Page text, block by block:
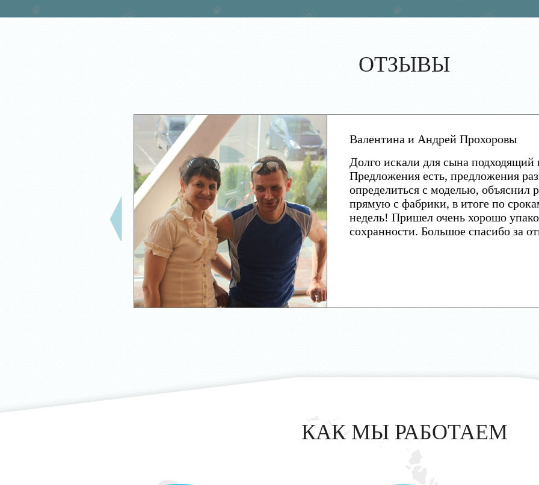
ОТЗЫВЫ
Валентина и Андрей Прохоровы
Долго искали для сына подходящий
Предложения есть, предложения
определиться с моделью, объяснил
прямую с фабрики, в итоге по
недель! Пришел очень хорошо
сохранности. Большое спасибо за
КАК МЫ РАБОТАЕМ